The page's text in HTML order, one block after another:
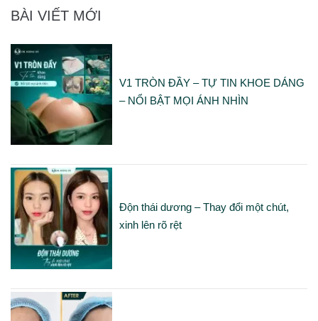
BÀI VIẾT MỚI
V1 TRÒN ĐẦY – TỰ TIN KHOE DÁNG
– NỔI BẬT MỌI ÁNH NHÌN
Độn thái dương – Thay đổi một chút,
xinh lên rõ rệt